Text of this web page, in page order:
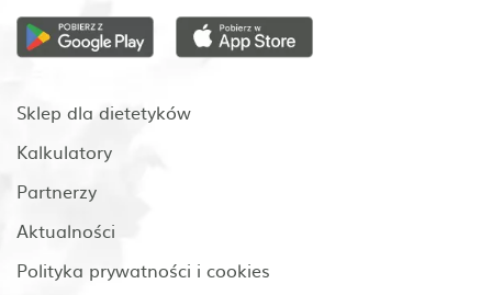
Sklep dla dietetyków
Kalkulatory
Partnerzy
Aktualności
Polityka prywatności i cookies